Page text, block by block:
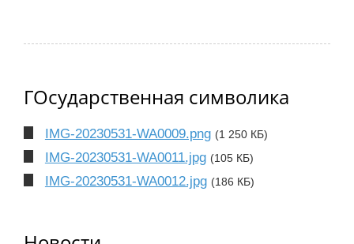
ГОсударственная символика
IMG-20230531-WA0009.png (1 250 КБ)
IMG-20230531-WA0011.jpg (105 КБ)
IMG-20230531-WA0012.jpg (186 КБ)